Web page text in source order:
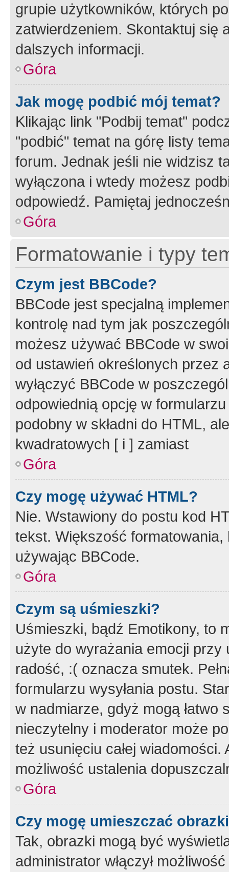
grupie użytkowników, których
zatwierdzeniem. Skontaktuj się
dalszych informacji.
Góra
Jak mogę podbić mój temat?
Klikając link "Podbij temat"
"podbić" temat na górę listy
forum. Jednak jeśli nie widzisz
wyłączona i wtedy możesz
odpowiedź. Pamiętaj
Góra
Formatowanie i typy
Czym jest BBCode?
BBCode jest specjalną
kontrolę nad tym jak
możesz używać BBCode w
od ustawień określonych przez
wyłączyć BBCode w
odpowiednią opcję w
podobny w składni do HTML,
kwadratowych [ i ] zamiast
Góra
Czy mogę używać HTML?
Nie. Wstawiony do postu kod
tekst. Większość
używając BBCode.
Góra
Czym są uśmieszki?
Uśmieszki, bądź Emotikony, to
użyte do wyrażania emocji
radość, :( oznacza smutek.
formularzu wysyłania postu.
w nadmiarze, gdyż mogą
nieczytelny i moderator może
też usunięciu całej
możliwość ustalenia
Góra
Czy mogę umieszczać
Tak, obrazki mogą być
administrator włączył